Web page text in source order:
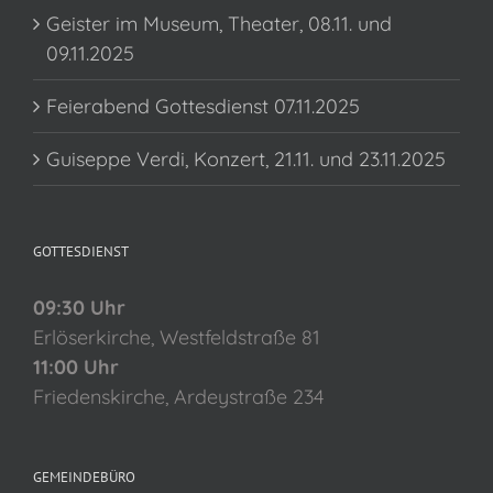
Geister im Museum, Theater, 08.11. und
09.11.2025
Feierabend Gottesdienst 07.11.2025
Guiseppe Verdi, Konzert, 21.11. und 23.11.2025
GOTTESDIENST
09:30 Uhr
Erlöserkirche, Westfeldstraße 81
11:00 Uhr
Friedenskirche, Ardeystraße 234
GEMEINDEBÜRO